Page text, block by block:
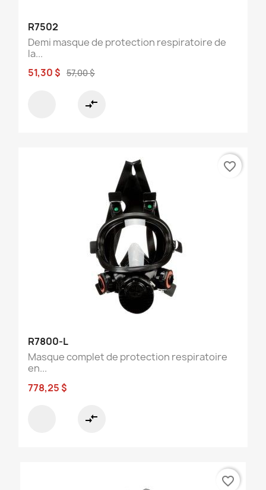
R7502
Demi masque de protection respiratoire de
la...
51,30 $ 57,00 $
compare_arrows
R7800-L
Masque complet de protection respiratoire
en...
778,25 $
compare_arrows
favorite_border
favorite_border